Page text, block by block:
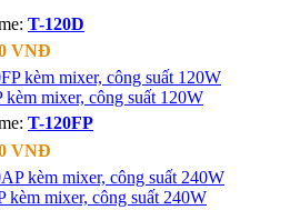
T-120D
VNĐ
mixer, công suất 120W
T-120FP
VNĐ
mixer, công suất 240W